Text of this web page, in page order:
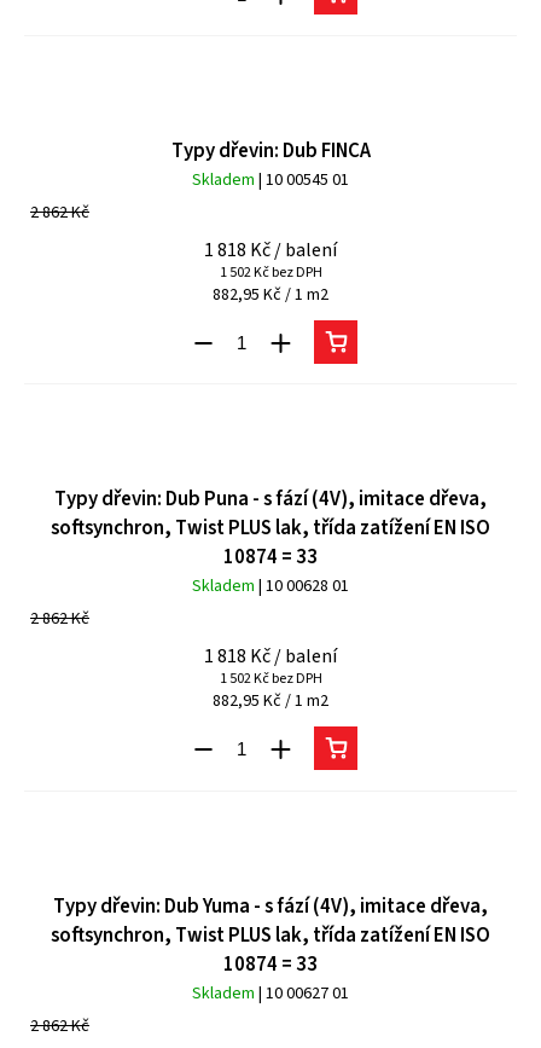
Typy dřevin: Dub FINCA
Skladem | 10 00545 01
2 862 Kč
1 818 Kč/ balení
1 502 Kč bez DPH
882,95 Kč / 1 m2
Typy dřevin: Dub Puna - s fází (4V), imitace dřeva,
softsynchron, Twist PLUS lak, třída zatížení EN ISO
10874 = 33
Skladem | 10 00628 01
2 862 Kč
1 818 Kč/ balení
1 502 Kč bez DPH
882,95 Kč / 1 m2
Typy dřevin: Dub Yuma - s fází (4V), imitace dřeva,
softsynchron, Twist PLUS lak, třída zatížení EN ISO
10874 = 33
Skladem | 10 00627 01
2 862 Kč